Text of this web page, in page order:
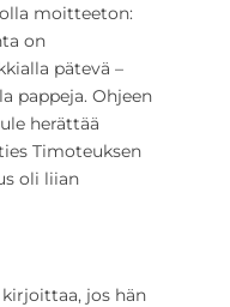
moitteeton:
on
pätevä –
pappeja. Ohjeen
herättää
Timoteuksen
oli liian
jos hän